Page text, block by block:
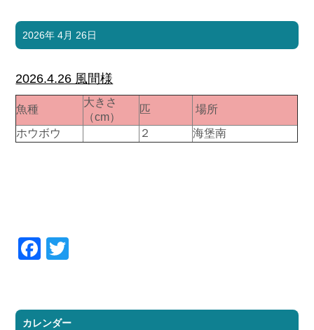
2026年 4月 26日
2026.4.26 風間様
魚種
大きさ
（cm）
匹
場所
ホウボウ
２ 海堡南
Facebook
カレンダー